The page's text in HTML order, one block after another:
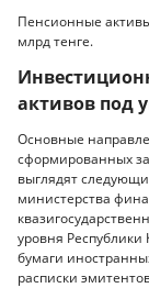
Пенсионные
млрд тенге.
активов под
Основные
сформированных
выглядят
министерства
уровня Республики
бумаги
расписки